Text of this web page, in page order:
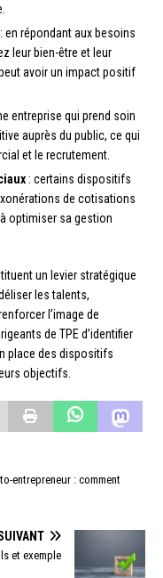
: en répondant aux besoins
leur bien-être et leur
avoir un impact positif
entreprise qui prend soin
auprès du public, ce qui
et le recrutement.
: certains dispositifs
de cotisations
optimiser sa gestion
un levier stratégique
les talents,
l’image de
de TPE d’identifier
place des dispositifs
objectifs.
entrepreneur : comment
et exemple